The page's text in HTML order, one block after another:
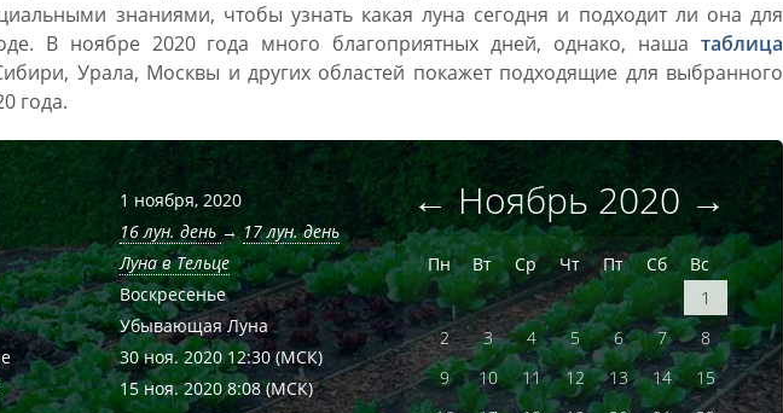
знаниями, чтобы узнать какая луна сегодня и подходит ли она для
В ноябре 2020 года много благоприятных дней, однако, наша таблица
Урала, Москвы и других областей покажет подходящие для выбранного
года.
1 ноября, 2020
16 лун. день → 17 лун. день
Луна в Тельце
Воскресенье
Убывающая Луна
30 ноя. 2020 12:30(МСК)
15 ноя. 2020 8:08(МСК)
←Ноябрь 2020 →
Пн Вт Ср Чт Пт Сб
Вс
1
2
3 4 5 6 7
8
9
10 11 12 13 14
15